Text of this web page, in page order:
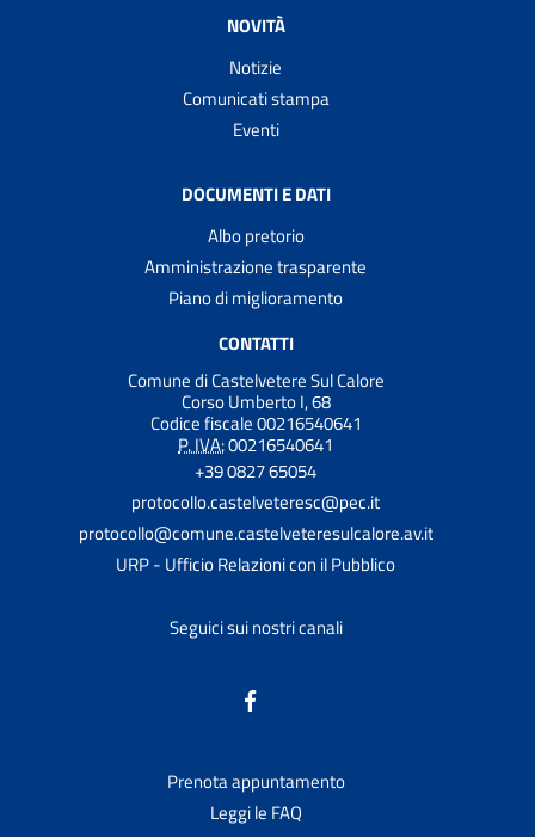
NOVITÀ
Notizie
Comunicati stampa
Eventi
DOCUMENTI E DATI
Albo pretorio
Amministrazione trasparente
Piano di miglioramento
CONTATTI
Comune di Castelvetere Sul Calore
Corso Umberto I, 68
Codice fiscale 00216540641
P. IVA:00216540641
+39 0827 65054
protocollo.castelveteresc@pec.it
protocollo@comune.castelveteresulcalore.av.it
URP - Ufficio Relazioni con il Pubblico
Seguici sui nostri canali
Prenota appuntamento
Leggi le FAQ